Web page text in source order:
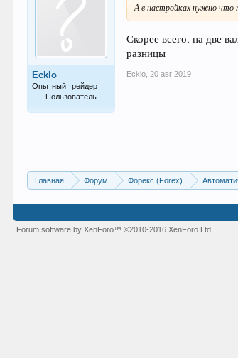
Ecklo
Опытный трейдер
Пользователь
А в настройках нужно что
Скорее всего, на две
разницы
Ecklo 20 авг 2019
Главная Форум Форекс (Forex)
Forum software by XenForo™©2010-2016 XenForo Ltd.